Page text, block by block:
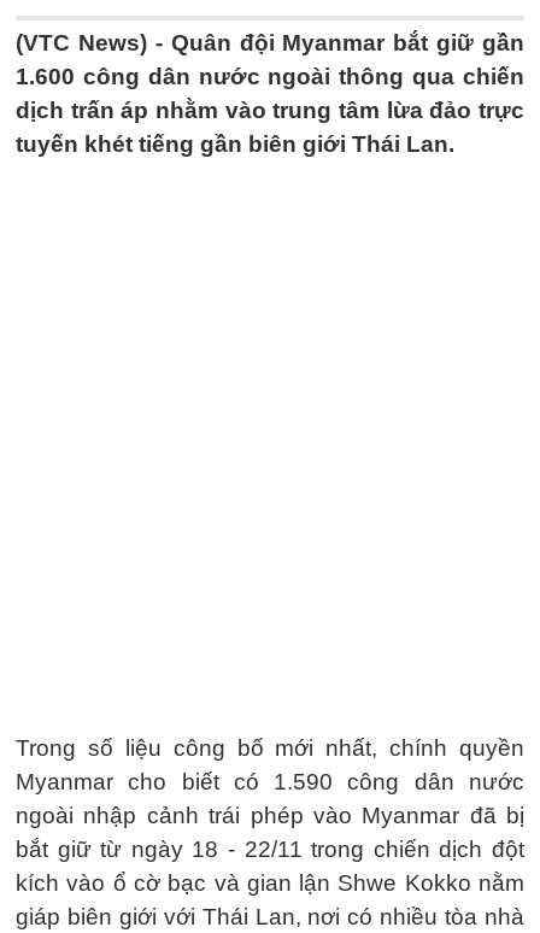
(VTC News) - Quân đội Myanmar bắt giữ gần
1.600 công dân nước ngoài thông qua chiến
dịch trấn áp nhằm vào trung tâm lừa đảo trực
tuyến khét tiếng gần biên giới Thái Lan.
Trong số liệu công bố mới nhất, chính quyền
Myanmar cho biết có 1.590 công dân nước
ngoài nhập cảnh trái phép vào Myanmar đã bị
bắt giữ từ ngày 18 - 22/11 trong chiến dịch đột
kích vào ổ cờ bạc và gian lận Shwe Kokko nằm
giáp biên giới với Thái Lan, nơi có nhiều tòa nhà